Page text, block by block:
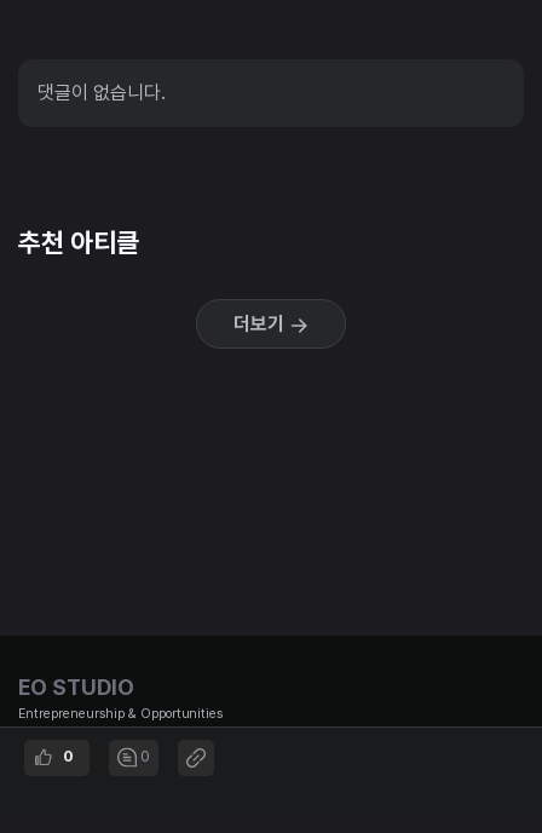
댓글이 없습니다.
추천 아티클
더보기
0 0
EO STUDIO
Entrepreneurship & Opportunities